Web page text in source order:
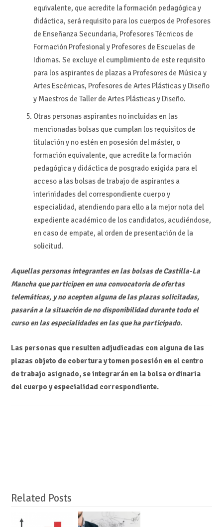
equivalente, que acredite la formación pedagógica y
didáctica, será requisito para los cuerpos de Profesores
de Enseñanza Secundaria, Profesores Técnicos de
Formación Profesional y Profesores de Escuelas de
Idiomas. Se excluye el cumplimiento de este requisito
para los aspirantes de plazas a Profesores de Música y
Artes Escénicas, Profesores de Artes Plásticas y Diseño
y Maestros de Taller de Artes Plásticas y Diseño.
Otras personas aspirantes no incluidas en las
mencionadas bolsas que cumplan los requisitos de
titulación y no estén en posesión del máster, o
formación equivalente, que acredite la formación
pedagógica y didáctica de posgrado exigida para el
acceso a las bolsas de trabajo de aspirantes a
interinidades del correspondiente cuerpo y
especialidad, atendiendo para ello a la mejor nota del
expediente académico de los candidatos, acudiéndose,
en caso de empate, al orden de presentación de la
solicitud.
Aquellas personas integrantes en las bolsas de Castilla-La
Mancha que participen en una convocatoria de ofertas
telemáticas, y no acepten alguna de las plazas solicitadas,
pasarán a la situación de no disponibilidad durante todo el
curso en las especialidades en las que ha participado.
Las personas que resulten adjudicadas con alguna de las
plazas objeto de cobertura y tomen posesión en el centro
de trabajo asignado, se integrarán en la bolsa ordinaria
del cuerpo y especialidad correspondiente.
Related Posts